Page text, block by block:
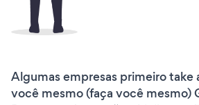
Algumas empresas primeiro take
você mesmo (faça você mesmo)